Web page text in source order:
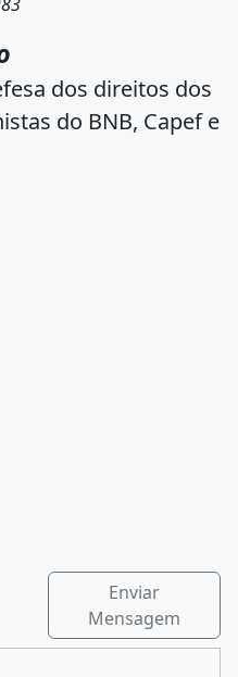
dos direitos dos
do BNB, Capef e
Enviar
Mensagem